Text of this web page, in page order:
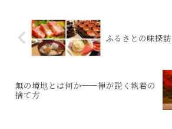
ふるさとの味探
無の境地とは何か──禅が説く執着の
捨て方